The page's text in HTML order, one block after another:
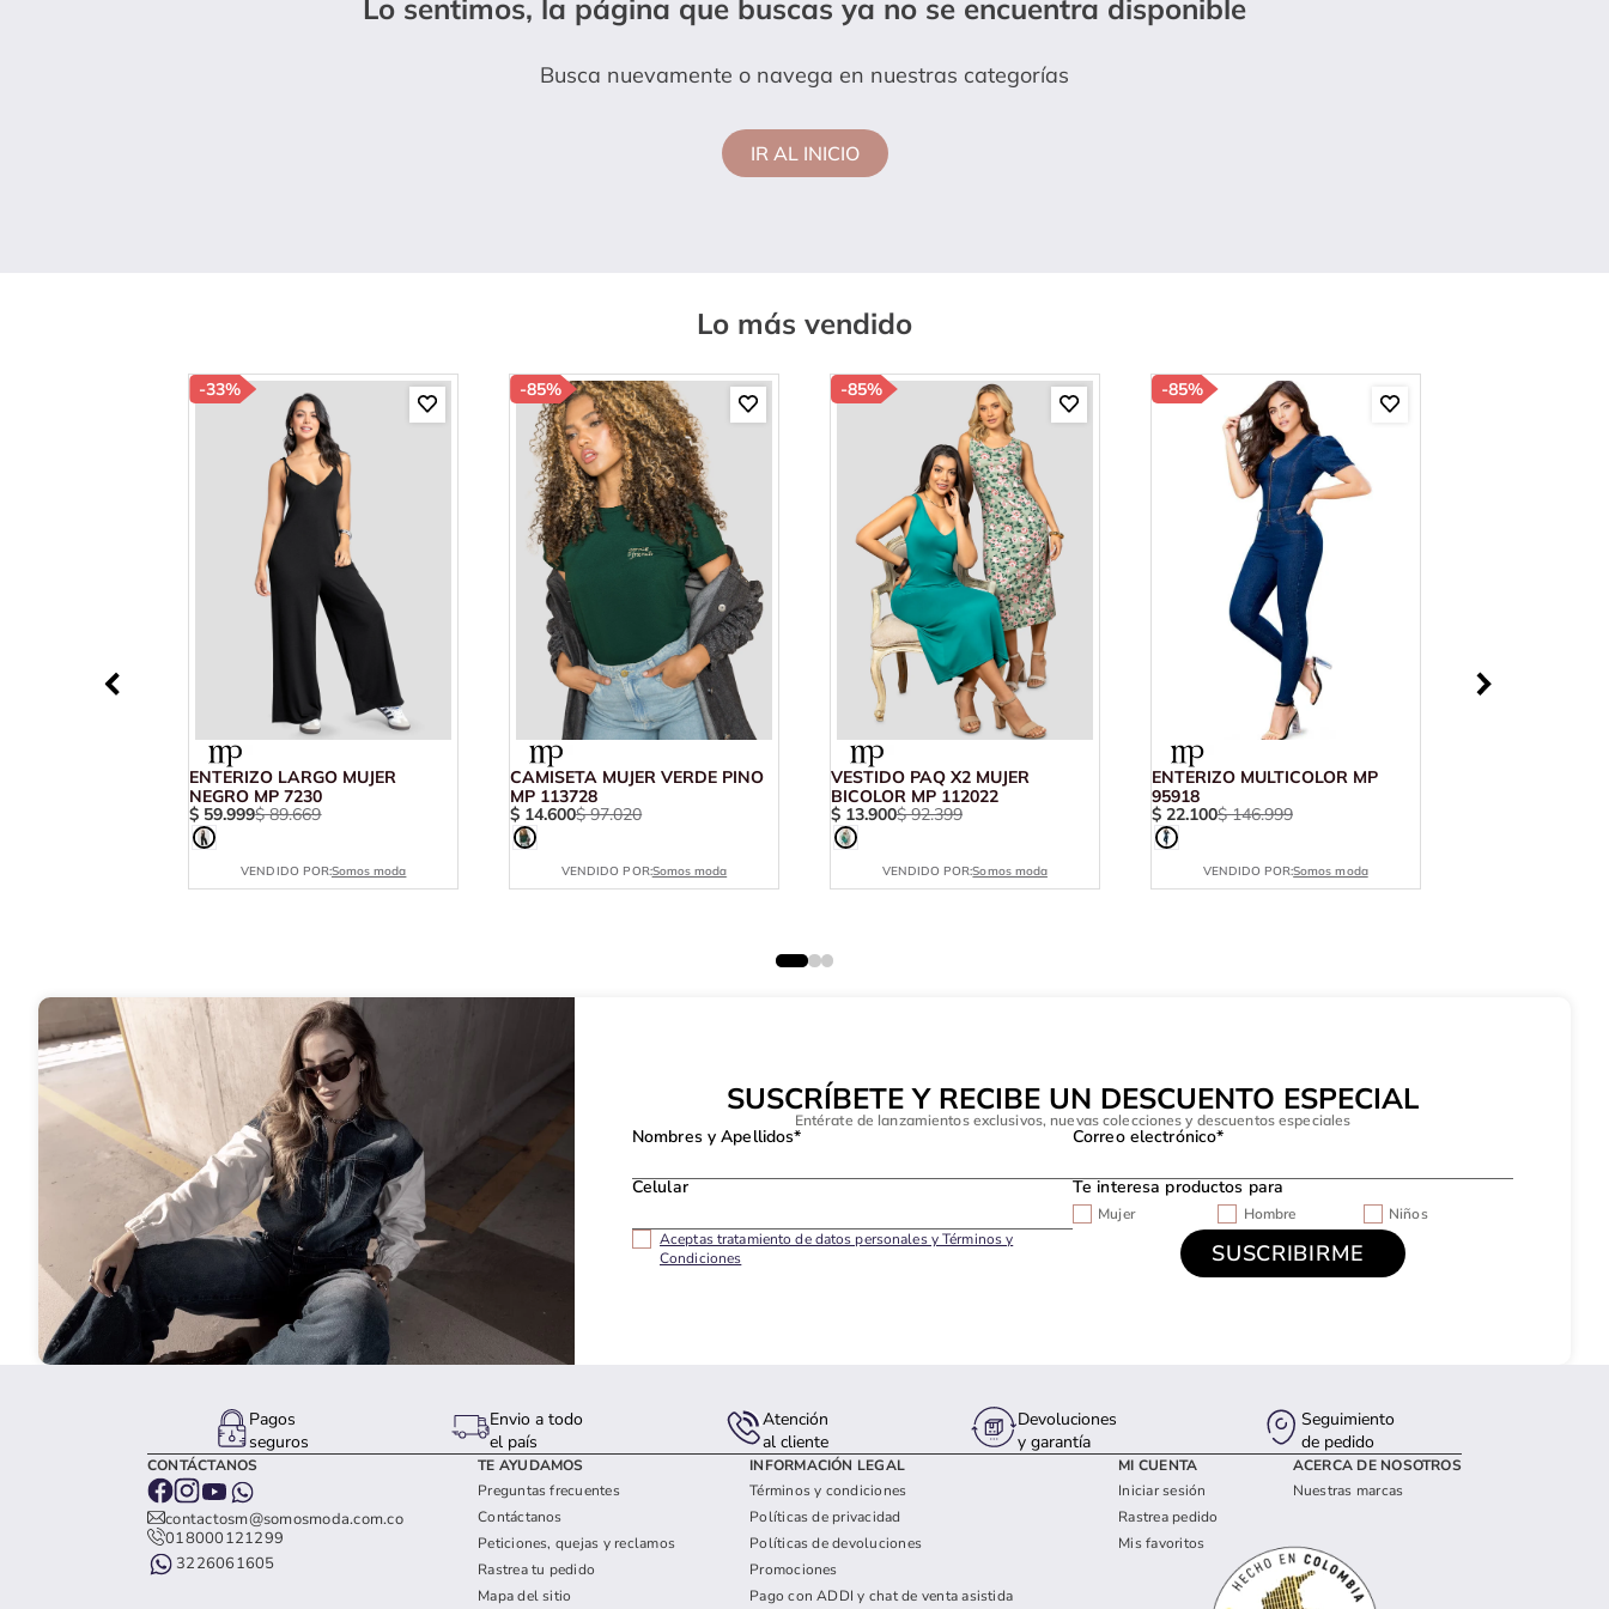
Lo sentimos, la página que buscas ya no se encuentra disponible
Busca nuevamente o navega en nuestras categorías
IR AL INICIO
Lo más vendido
-33%
ENTERIZO LARGO MUJER
NEGRO MP 7230
$ 59.999$ 89.669
VENDIDO POR:Somos moda
-85%
CAMISETA MUJER VERDE PINO
MP 113728
$ 14.600$ 97.020
VENDIDO POR:Somos moda
-85%
VESTIDO PAQ X2 MUJER
BICOLOR MP 112022
$ 13.900$ 92.399
VENDIDO POR:Somos moda
-85%
ENTERIZO MULTICOLOR MP
95918
$ 22.100$ 146.999
VENDIDO POR:Somos moda
SUSCRÍBETE Y RECIBE UN DESCUENTO ESPECIAL
Entérate de lanzamientos exclusivos, nuevas colecciones y descuentos especiales
Nombres y Apellidos* Correo electrónico*
Celular Te interesa productos para
Mujer Hombre
Niños
Aceptas tratamiento de datos personales y Términos y
Condiciones
Pagos
seguros
Envio a todo
el país
Atención
al cliente
Devoluciones
y garantía
Seguimiento
de pedido
CONTÁCTANOS
contactosm@somosmoda.com.co
018000121299
3226061605
TE AYUDAMOS
Preguntas frecuentes
Contáctanos
Peticiones, quejas y reclamos
Rastrea tu pedido
Mapa del sitio
INFORMACIÓN LEGAL
Términos y condiciones
Políticas de privacidad
Políticas de devoluciones
Promociones
Pago con ADDI y chat de venta asistida
MI CUENTA
Iniciar sesión
Rastrea pedido
Mis favoritos
ACERCA DE NOSOTROS
Nuestras marcas
10. short